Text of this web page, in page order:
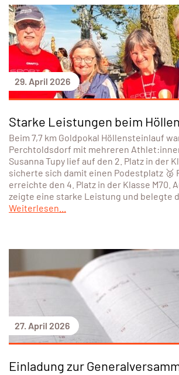
29. April 2026
Starke Leistungen beim
Beim 7,7 km Goldpokal Höllensteinlauf
Perchtoldsdorf mit mehreren
Susanna Tupy lief auf den 2. Platz in der
sicherte sich damit einen Podestplatz 🥈
erreichte den 4. Platz in der Klasse M70.
zeigte eine starke Leistung und belegte
Weiterlesen...
27. April 2026
Einladung zur